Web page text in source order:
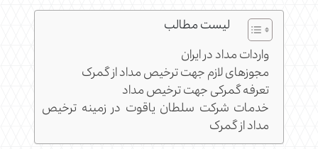
لیست مطالب
واردات مداد در ایران
مجوزهای لازم جهت ترخیص مداد از گمرک
تعرفه گمرکی جهت ترخیص مداد
خدمات شرکت سلطان یاقوت در زمینه ترخیص
مداد از گمرک